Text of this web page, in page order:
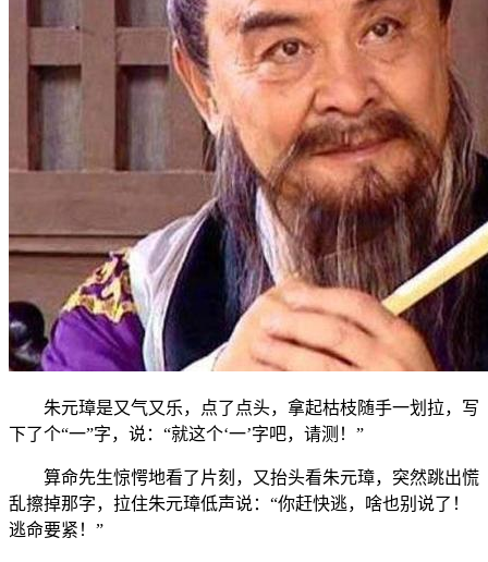
朱元璋是又气又乐，点了点头，拿起枯枝随手一划拉，写
下了个“一”字，说：“就这个‘一’字吧，请测！”
算命先生惊愕地看了片刻，又抬头看朱元璋，突然跳出慌
乱擦掉那字，拉住朱元璋低声说：“你赶快逃，啥也别说了！
逃命要紧！”